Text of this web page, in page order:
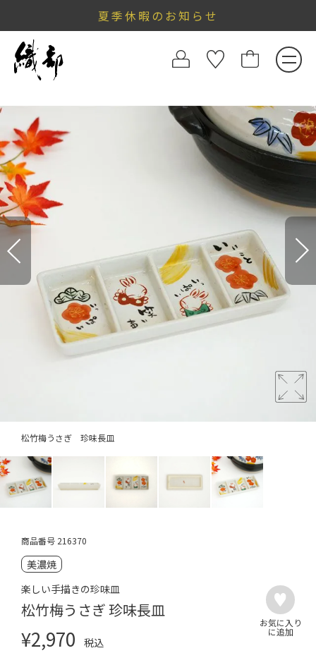
夏季休暇のお知らせ
松竹梅うさぎ 珍味長皿
商品番号 216370
美濃焼
楽しい手描きの珍味皿
松竹梅うさぎ 珍味長皿
¥2,970
税込